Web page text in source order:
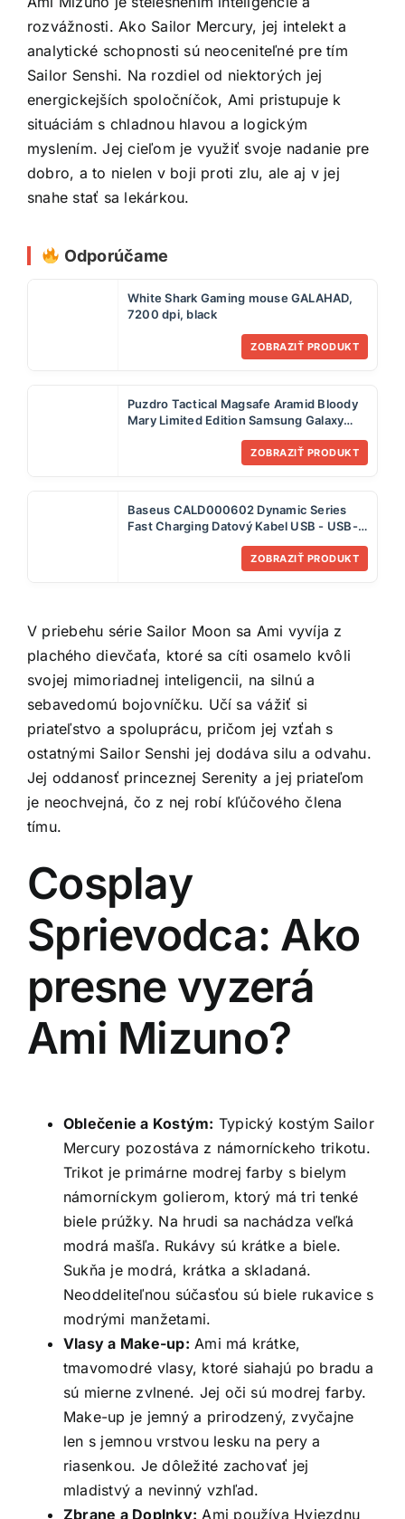
rozvážnosti. Ako Sailor Mercury, jej intelekt a
analytické schopnosti sú neoceniteľné pre tím
Sailor Senshi. Na rozdiel od niektorých jej
energickejších spoločníčok, Ami pristupuje k
situáciám s chladnou hlavou a logickým
myslením. Jej cieľom je využiť svoje nadanie pre
dobro, a to nielen v boji proti zlu, ale aj v jej
snahe stať sa lekárkou.
Odporúčame
White Shark Gaming mouse GALAHAD,
7200 dpi, black
ZOBRAZIŤ PRODUKT
Puzdro Tactical Magsafe Aramid Bloody
Mary Limited Edition Samsung Galaxy
ZOBRAZIŤ PRODUKT
Baseus CALD000602 Dynamic Series
Fast Charging Datový Kabel USB - USB-C
ZOBRAZIŤ PRODUKT
V priebehu série Sailor Moon sa Ami vyvíja z
plachého dievčaťa, ktoré sa cíti osamelo kvôli
svojej mimoriadnej inteligencii, na silnú a
sebavedomú bojovníčku. Učí sa vážiť si
priateľstvo a spoluprácu, pričom jej vzťah s
ostatnými Sailor Senshi jej dodáva silu a odvahu.
Jej oddanosť princeznej Serenity a jej priateľom
je neochvejná, čo z nej robí kľúčového člena
tímu.
Cosplay
Sprievodca: Ako
presne vyzerá
Ami Mizuno?
Oblečenie a Kostým: Typický kostým Sailor
Mercury pozostáva z námorníckeho trikotu.
Trikot je primárne modrej farby s bielym
námorníckym golierom, ktorý má tri tenké
biele prúžky. Na hrudi sa nachádza veľká
modrá mašľa. Rukávy sú krátke a biele.
Sukňa je modrá, krátka a skladaná.
Neoddeliteľnou súčasťou sú biele rukavice s
modrými manžetami.
Vlasy a Make-up: Ami má krátke,
tmavomodré vlasy, ktoré siahajú po bradu a
sú mierne zvlnené. Jej oči sú modrej farby.
Make-up je jemný a prirodzený, zvyčajne
len s jemnou vrstvou lesku na pery a
riasenkou. Je dôležité zachovať jej
mladistvý a nevinný vzhľad.
Zbrane a Doplnky: Ami používa Hviezdnu